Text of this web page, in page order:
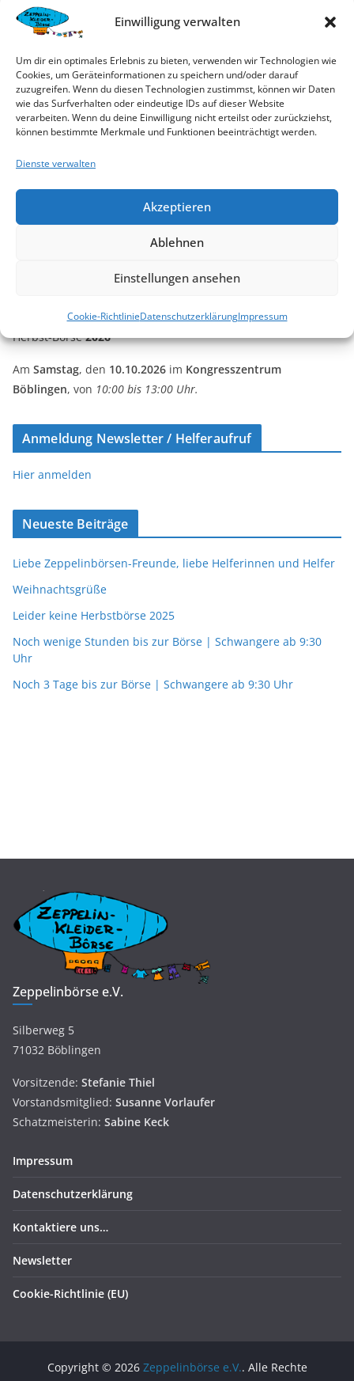
Einwilligung verwalten
Um dir ein optimales Erlebnis zu bieten, verwenden wir Technologien wie
Cookies, um Geräteinformationen zu speichern und/oder darauf
zuzugreifen. Wenn du diesen Technologien zustimmst, können wir Daten
wie das Surfverhalten oder eindeutige IDs auf dieser Website
verarbeiten. Wenn du deine Einwilligung nicht erteilst oder zurückziehst,
können bestimmte Merkmale und Funktionen beeinträchtigt werden.
Dienste verwalten
Akzeptieren
Ablehnen
Einstellungen ansehen
Cookie-RichtlinieDatenschutzerklärungImpressum
Börsen.
Online Etikettenverkauf
Wir wir sind aufbasarlino.de
Börse:
https://basarlino.de/MB93
Herbst-Börse2026
Am Samstag, den 10.10.2026 im Kongresszentrum
Böblingen, von 10:00 bis 13:00 Uhr.
Anmeldung Newsletter / Helferaufruf
Hier anmelden
Neueste Beiträge
Liebe Zeppelinbörsen-Freunde, liebe Helferinnen und Helfer
Weihnachtsgrüße
Leider keine Herbstbörse 2025
Noch wenige Stunden bis zur Börse | Schwangere ab 9:30
Uhr
Noch 3 Tage bis zur Börse | Schwangere ab 9:30 Uhr
Zeppelinbörse e.V.
Silberweg 5
71032 Böblingen
Vorsitzende: Stefanie Thiel
Vorstandsmitglied: Susanne Vorlaufer
Schatzmeisterin: Sabine Keck
Impressum
Datenschutzerklärung
Kontaktiere uns…
Newsletter
Cookie-Richtlinie (EU)
Copyright © 2026 Zeppelinbörse e.V.. Alle Rechte